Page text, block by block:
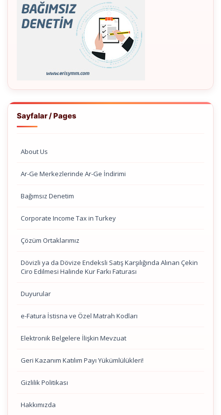
Sayfalar / Pages
About Us
Ar-Ge Merkezlerinde Ar-Ge İndirimi
Bağımsız Denetim
Corporate Income Tax in Turkey
Çözüm Ortaklarımız
Dövizli ya da Dövize Endeksli Satış Karşılığında Alınan Çekin
Ciro Edilmesi Halinde Kur Farkı Faturası
Duyurular
e-Fatura İstisna ve Özel Matrah Kodları
Elektronik Belgelere İlişkin Mevzuat
Geri Kazanım Katılım Payı Yükümlülükleri!
Gizlilik Politikası
Hakkımızda